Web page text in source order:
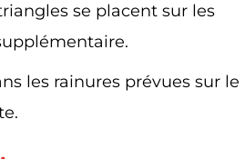
se placent sur les
les rainures prévues sur le